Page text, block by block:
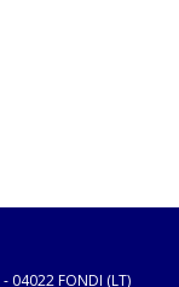
- 04022 FONDI (LT)